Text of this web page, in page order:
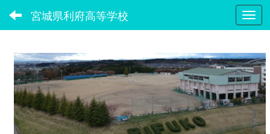
宮城県利府高等学校